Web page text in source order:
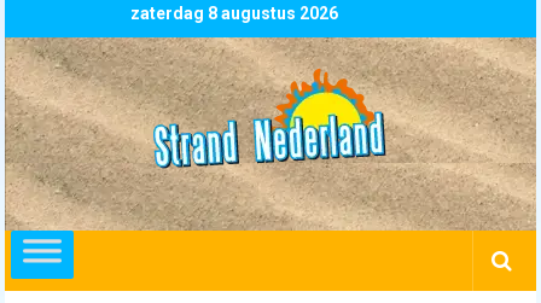
to
content
zaterdag 8 augustus 2026
Strand
Nederland
overzicht
alle
strandpaviljoens